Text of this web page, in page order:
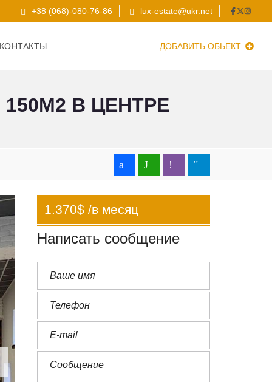
+38 (068)-080-76-86 lux-estate@ukr.net
ДОБАВИТЬ ОБЬЕКТ
В ЦЕНТРЕ
1.370$ /в месяц
Написать сообщение